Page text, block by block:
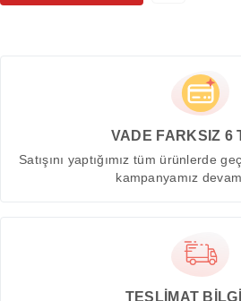
VADE FARKSIZ 6
Satışını yaptığımız tüm ürünlerde
kampanyamız
TESLİMAT